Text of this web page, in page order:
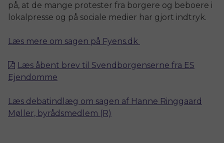
på, at de mange protester fra borgere og beboere i
lokalpresse og på sociale medier har gjort indtryk.
Læs mere om sagen på Fyens.dk
Læs åbent brev til Svendborgenserne fra ES
Ejendomme
Læs debatindlæg om sagen af Hanne Ringgaard
Møller, byrådsmedlem (R)